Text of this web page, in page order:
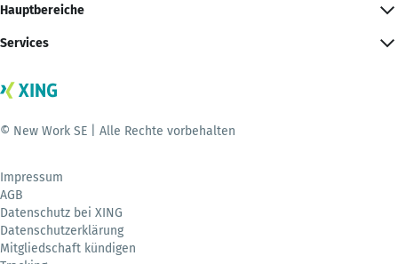
Hauptbereiche
Services
© New Work SE | Alle Rechte vorbehalten
Impressum
AGB
Datenschutz bei XING
Datenschutzerklärung
Mitgliedschaft kündigen